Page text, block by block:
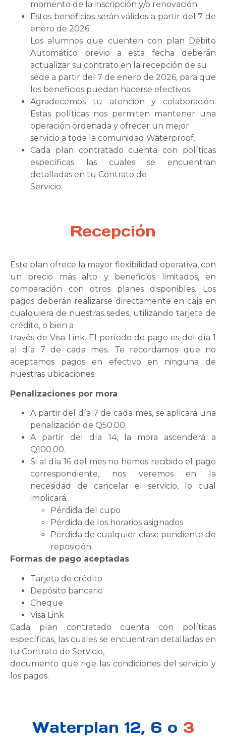
momento de la inscripción y/o renovación.
Estos beneficios serán válidos a partir del 7 de
enero de 2026.
Los alumnos que cuenten con plan Débito
Automático previo a esta fecha deberán
actualizar su contrato en la recepción de su
sede a partir del 7 de enero de 2026, para que
los beneficios puedan hacerse efectivos.
Agradecemos tu atención y colaboración.
Estas políticas nos permiten mantener una
operación ordenada y ofrecer un mejor
servicio a toda la comunidad Waterproof.
Cada plan contratado cuenta con políticas
específicas las cuales se encuentran
detalladas en tu Contrato de
Servicio.
Recepción
Este plan ofrece la mayor flexibilidad operativa, con
un precio más alto y beneficios limitados, en
comparación con otros planes disponibles. Los
pagos deberán realizarse directamente en caja en
cualquiera de nuestras sedes, utilizando tarjeta de
crédito, o bien a
través de Visa Link. El período de pago es del día 1
al día 7 de cada mes. Te recordamos que no
aceptamos pagos en efectivo en ninguna de
nuestras ubicaciones.
Penalizaciones por mora
A partir del día 7 de cada mes, se aplicará una
penalización de Q50.00.
A partir del día 14, la mora ascenderá a
Q100.00.
Si al día 16 del mes no hemos recibido el pago
correspondiente, nos veremos en la
necesidad de cancelar el servicio, lo cual
implicará:
Pérdida del cupo
Pérdida de los horarios asignados
Pérdida de cualquier clase pendiente de
reposición.
Formas de pago aceptadas
Tarjeta de crédito
Depósito bancario
Cheque
Visa Link
Cada plan contratado cuenta con políticas
específicas, las cuales se encuentran detalladas en
tu Contrato de Servicio,
documento que rige las condiciones del servicio y
los pagos.
Waterplan 12, 6 o 3